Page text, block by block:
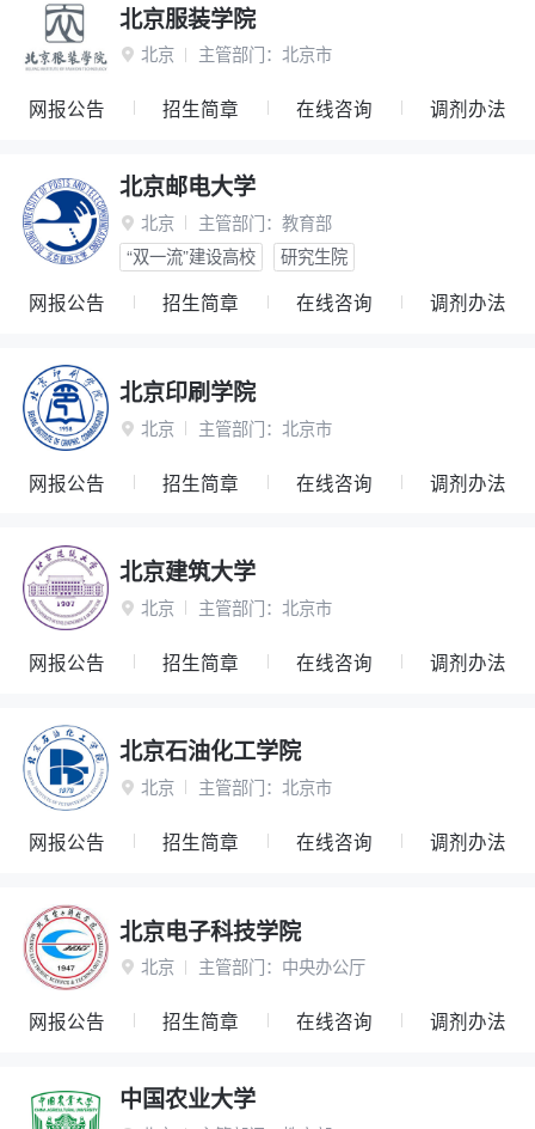
北京服装学院
 北京 主管部门： 北京市
网报公告 招生简章 在线咨询 调剂办法
北京邮电大学
 北京 主管部门： 教育部
“双一流”建设高校
研究生院
网报公告 招生简章 在线咨询 调剂办法
北京印刷学院
 北京 主管部门： 北京市
网报公告 招生简章 在线咨询 调剂办法
北京建筑大学
 北京 主管部门： 北京市
网报公告 招生简章 在线咨询 调剂办法
北京石油化工学院
 北京 主管部门： 北京市
网报公告 招生简章 在线咨询 调剂办法
北京电子科技学院
 北京 主管部门： 中央办公厅
网报公告 招生简章 在线咨询 调剂办法
中国农业大学